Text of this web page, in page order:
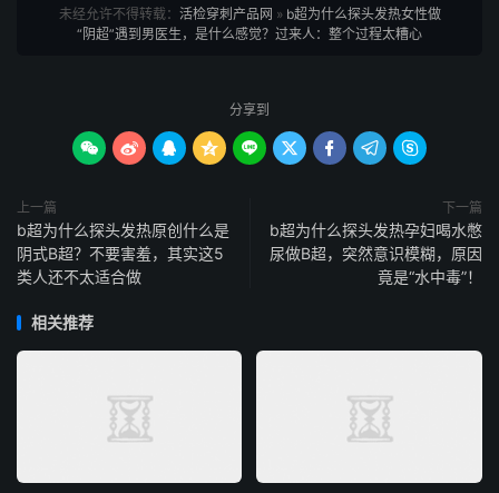
未经允许不得转载： 活检穿刺产品网 » b超为什么探头发热女性做
“阴超”遇到男医生，是什么感觉？过来人：整个过程太糟心
分享到
        
上一篇
b超为什么探头发热原创什么是
阴式B超？不要害羞，其实这5
类人还不太适合做
下一篇
b超为什么探头发热孕妇喝水憋
尿做B超，突然意识模糊，原因
竟是“水中毒”！
相关推荐